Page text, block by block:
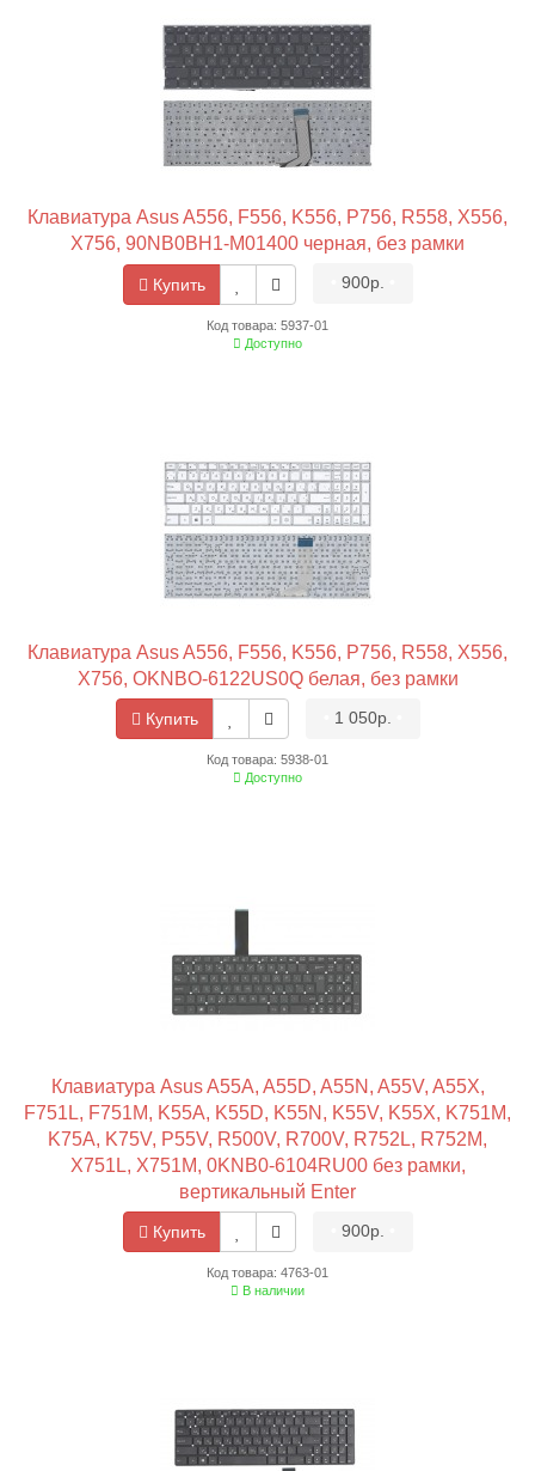
Клавиатура Asus A556, F556, K556, P756, R558, X556,
X756, 90NB0BH1-M01400 черная, без рамки
Купить 900р.
Код товара: 5937-01
Доступно
Клавиатура Asus A556, F556, K556, P756, R558, X556,
X756, OKNBO-6122US0Q белая, без рамки
Купить 1 050р.
Код товара: 5938-01
Доступно
Клавиатура Asus A55A, A55D, A55N, A55V, A55X,
F751L, F751M, K55A, K55D, K55N, K55V, K55X, K751M,
K75A, K75V, P55V, R500V, R700V, R752L, R752M,
X751L, X751M, 0KNB0-6104RU00 без рамки,
вертикальный Enter
Купить 900р.
Код товара: 4763-01
В наличии